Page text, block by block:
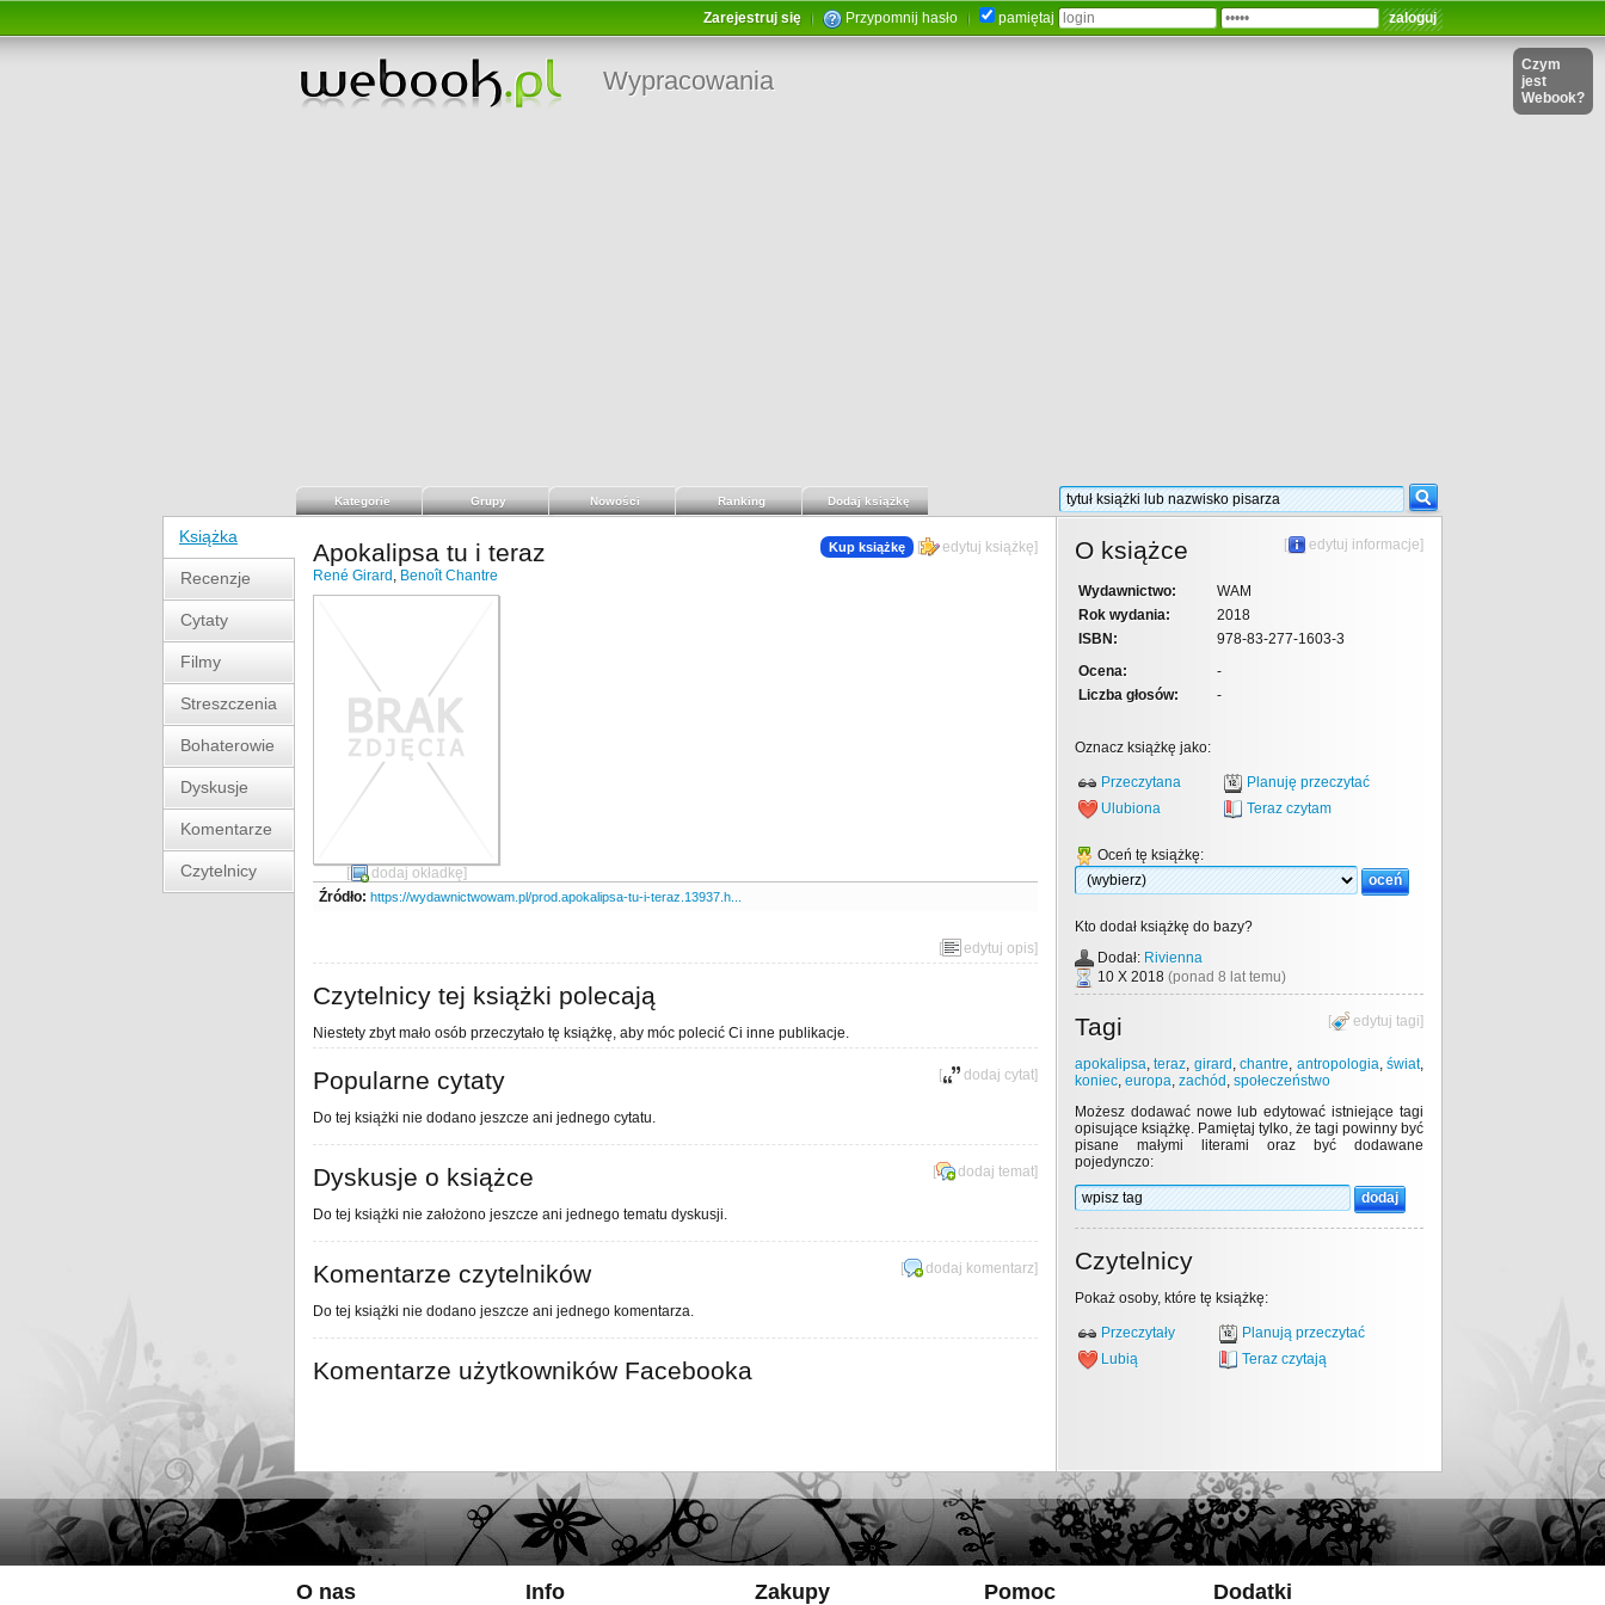
Zarejestruj się Przypomnij hasło pamiętaj
Wypracowania
Czym
jest
Webook?
Kategorie Grupy Nowości Ranking Dodaj książkę
Książka
Recenzje
Cytaty
Filmy
Streszczenia
Bohaterowie
Dyskusje
Komentarze
Czytelnicy
Kup książkę [ edytuj książkę]
Apokalipsa tu i teraz
René Girard , Benoît Chantre
[ dodaj okładkę]
Źródło: https://wydawnictwowam.pl/prod.apokalipsa-tu-i-teraz.13937.h...
[ edytuj opis]
Czytelnicy tej książki polecają
Niestety zbyt mało osób przeczytało tę książkę, aby móc polecić Ci inne publikacje.
[ dodaj cytat]
Popularne cytaty
Do tej książki nie dodano jeszcze ani jednego cytatu.
[ dodaj temat]
Dyskusje o książce
Do tej książki nie założono jeszcze ani jednego tematu dyskusji.
[ dodaj komentarz]
Komentarze czytelników
Do tej książki nie dodano jeszcze ani jednego komentarza.
Komentarze użytkowników Facebooka
[ edytuj informacje]
O książce
Wydawnictwo:
WAM
Rok wydania:
2018
ISBN:
978-83-277-1603-3
Ocena:
-
Liczba głosów:
-
Oznacz książkę jako:
Przeczytana
Planuję przeczytać
Ulubiona
Teraz czytam
Oceń tę książkę:
Kto dodał książkę do bazy?
Dodał: Rivienna
10 X 2018 (ponad 8 lat temu)
[ edytuj tagi]
Tagi
apokalipsa,teraz, girard ,chantre, antropologia,świat,
koniec, europa, zachód , społeczeństwo
Możesz dodawać nowe lub edytować istniejące tagi
opisujące książkę. Pamiętaj tylko, że tagi powinny być
pisane małymi literami oraz być dodawane
pojedynczo:
Czytelnicy
Pokaż osoby, które tę książkę:
Przeczytały
Planują przeczytać
Lubią
Teraz czytają
O nas Info Zakupy Pomoc Dodatki